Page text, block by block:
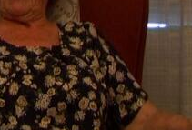
Sánchez Puig
Rangel Pérez
Verano Martínez
Muñoz
Martagón Ruiz
García Rodríguez-